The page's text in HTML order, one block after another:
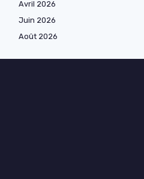
Avril 2026
Juin 2026
Août 2026